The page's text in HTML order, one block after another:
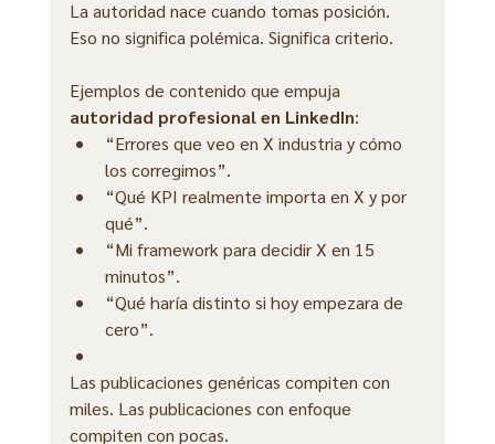
La autoridad nace cuando tomas posición.
Eso no significa polémica. Significa criterio.
Ejemplos de contenido que empuja
autoridad profesional en LinkedIn:
“Errores que veo en X industria y cómo
los corregimos”.
“Qué KPI realmente importa en X y por
qué”.
“Mi framework para decidir X en 15
minutos”.
“Qué haría distinto si hoy empezara de
cero”.
Las publicaciones genéricas compiten con
miles. Las publicaciones con enfoque
compiten con pocas.